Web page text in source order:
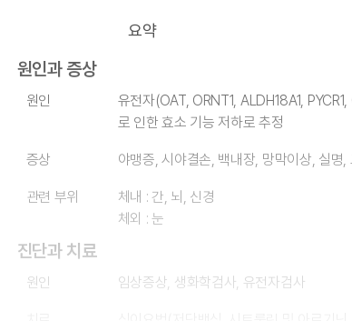
요약
원인과 증상
원인
유전자(OAT, ORNT1, ALDH18A1,
로 인한 효소 기능 저하로 추정
증상 야맹증, 시야결손, 백내장, 망막이상, 실명,
관련 부위
체내 : 간, 뇌, 신경
체외 : 눈
진단과 치료
원인 임상증상, 생화학검사, 유전자검사